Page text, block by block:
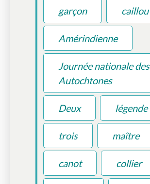
garçon caillou
Amérindienne
Journée nationale des
Autochtones
Deux légende
trois maître
canot collier